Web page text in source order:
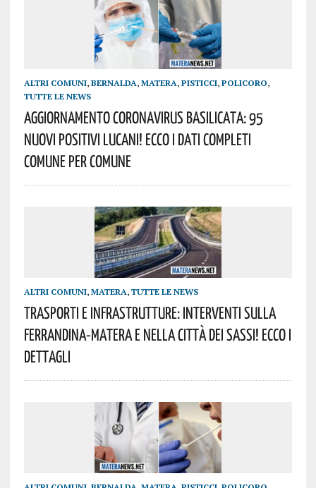
ALTRI COMUNI, BERNALDA, MATERA, PISTICCI, POLICORO,
TUTTE LE NEWS
AGGIORNAMENTO Coronavirus Basilicata: 95
Nuovi Positivi Lucani! Ecco I Dati Completi
Comune Per Comune
ALTRI COMUNI, MATERA, TUTTE LE NEWS
Trasporti E Infrastrutture: Interventi Sulla
Ferrandina-Matera E Nella Città Dei Sassi! Ecco I
Dettagli